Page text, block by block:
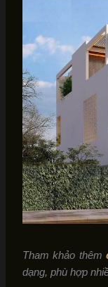
Tham khảo thêm
dạng, phù hợp